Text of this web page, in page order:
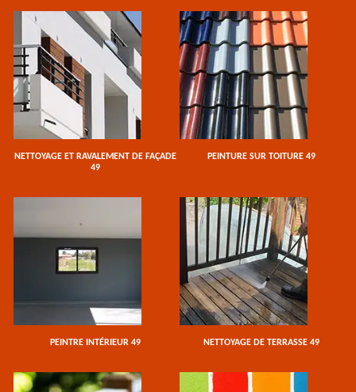
NETTOYAGE ET RAVALEMENT DE FAÇADE
49
PEINTURE SUR TOITURE 49
PEINTRE INTÉRIEUR 49 NETTOYAGE DE TERRASSE 49